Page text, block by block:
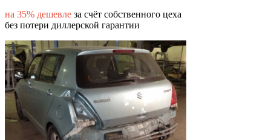
на 35% дешевле за счёт собственного цеха
без потери диллерской гарантии